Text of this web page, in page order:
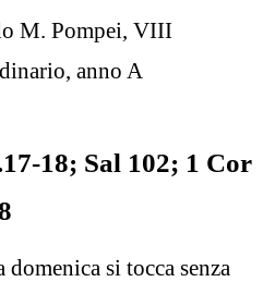
M. Pompei, VIII
anno A
18; Sal 102; 1 Cor
si tocca senza